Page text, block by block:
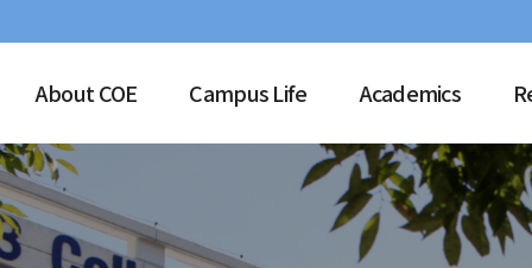
About COE Campus Life Academics